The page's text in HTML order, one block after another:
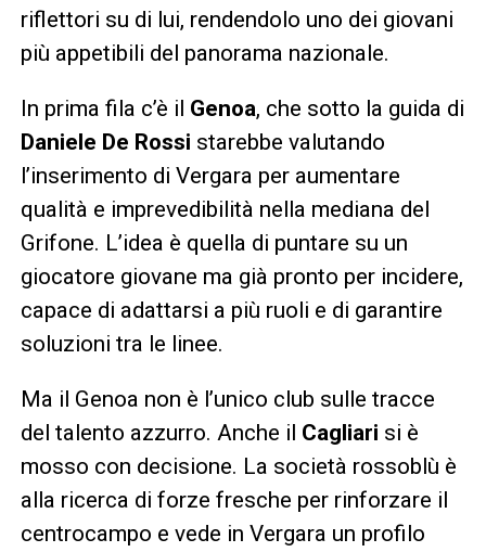
riflettori su di lui, rendendolo uno dei giovani
più appetibili del panorama nazionale.
In prima fila c’è il Genoa, che sotto la guida di
Daniele De Rossi starebbe valutando
l’inserimento di Vergara per aumentare
qualità e imprevedibilità nella mediana del
Grifone. L’idea è quella di puntare su un
giocatore giovane ma già pronto per incidere,
capace di adattarsi a più ruoli e di garantire
soluzioni tra le linee.
Ma il Genoa non è l’unico club sulle tracce
del talento azzurro. Anche il Cagliari si è
mosso con decisione. La società rossoblù è
alla ricerca di forze fresche per rinforzare il
centrocampo e vede in Vergara un profilo